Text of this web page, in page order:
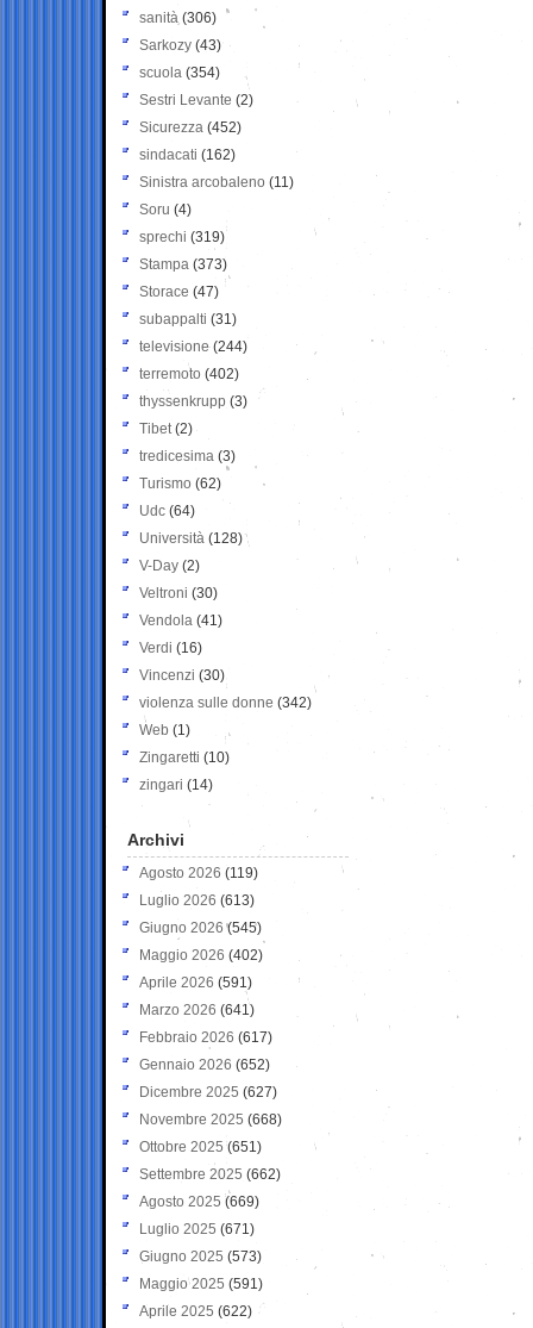
sanità (306)
Sarkozy (43)
scuola (354)
Sestri Levante (2)
Sicurezza (452)
sindacati (162)
Sinistra arcobaleno (11)
Soru (4)
sprechi (319)
Stampa (373)
Storace (47)
subappalti (31)
televisione(244)
terremoto (402)
thyssenkrupp (3)
Tibet(2)
tredicesima (3)
Turismo (62)
Udc (64)
Università (128)
V-Day (2)
Veltroni (30)
Vendola (41)
Verdi (16)
Vincenzi (30)
violenza sulle donne (342)
Web (1)
Zingaretti (10)
zingari (14)
Archivi
Agosto 2026 (119)
Luglio 2026 (613)
Giugno 2026 (545)
Maggio 2026 (402)
Aprile 2026 (591)
Marzo 2026 (641)
Febbraio 2026 (617)
Gennaio 2026 (652)
Dicembre 2025 (627)
Novembre 2025 (668)
Ottobre 2025 (651)
Settembre 2025 (662)
Agosto 2025 (669)
Luglio 2025 (671)
Giugno 2025 (573)
Maggio 2025 (591)
Aprile 2025 (622)